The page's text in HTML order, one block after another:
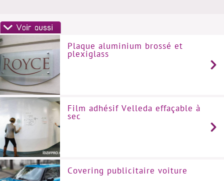
Plaque aluminium brossé et
plexiglass
Film adhésif Velleda effaçable à
sec
Covering publicitaire voiture